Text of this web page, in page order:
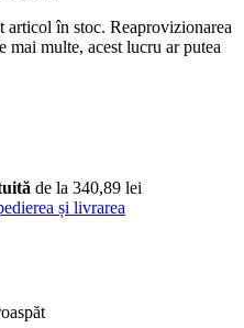
articol în stoc. Reaprovizionarea
mai multe, acest lucru ar putea
de la 340,89 lei
și livrarea